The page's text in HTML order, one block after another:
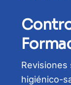
Revisiones
higiénico-